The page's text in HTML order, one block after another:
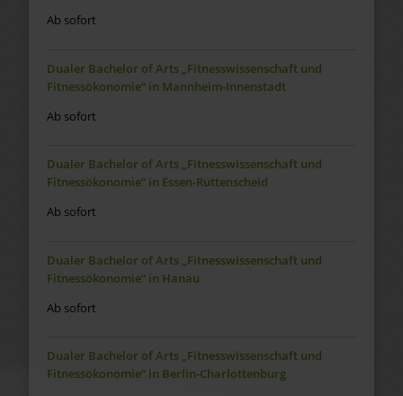
Ab sofort
Dualer Bachelor of Arts „Fitnesswissenschaft und
Fitnessökonomie“ in Mannheim-Innenstadt
Ab sofort
Dualer Bachelor of Arts „Fitnesswissenschaft und
Fitnessökonomie“ in Essen-Rüttenscheid
Ab sofort
Dualer Bachelor of Arts „Fitnesswissenschaft und
Fitnessökonomie“ in Hanau
Ab sofort
Dualer Bachelor of Arts „Fitnesswissenschaft und
Fitnessökonomie“ in Berlin-Charlottenburg